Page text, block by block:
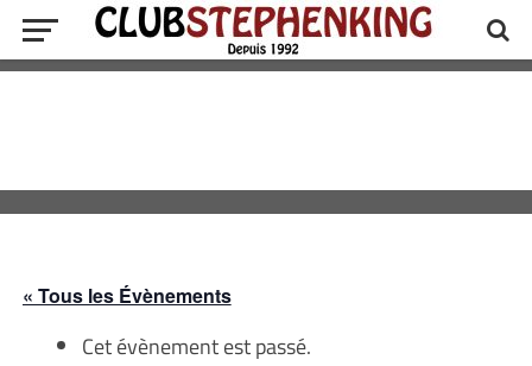
« Tous les Évènements
Cet évènement est passé.